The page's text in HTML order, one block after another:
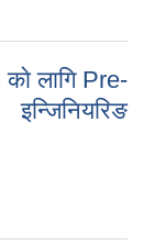
लागि Pre-